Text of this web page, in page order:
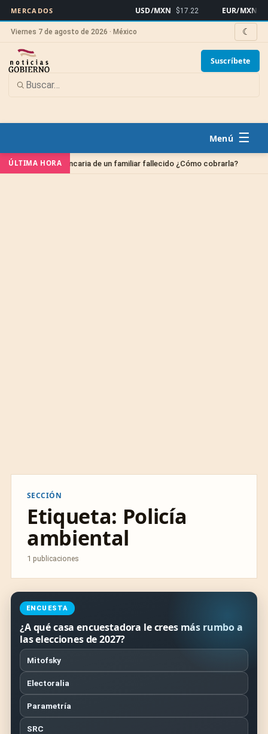
MERCADOS USD/MXN $17.22 EUR/MXN
Viernes 7 de agosto de 2026 · México ☾
Suscríbete
☰
ÚLTIMA HORA
Cuenta bancaria de un familiar fallecido ¿Cómo cobrarla?
SECCIÓN
Etiqueta: Policía
ambiental
1 publicaciones
ENCUESTA
¿A qué casa encuestadora le crees más rumbo a
las elecciones de 2027?
Mitofsky
Electoralia
Parametría
SRC